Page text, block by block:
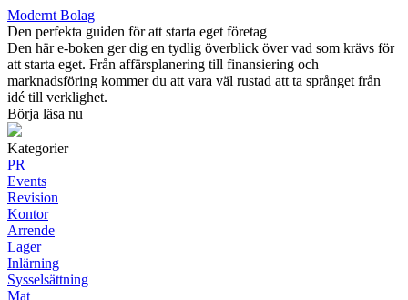
Modernt Bolag
Den perfekta guiden för att starta eget företag
Den här e-boken ger dig en tydlig överblick över vad som krävs för
att starta eget. Från affärsplanering till finansiering och
marknadsföring kommer du att vara väl rustad att ta språnget från
idé till verklighet.
Börja läsa nu
Kategorier
PR
Events
Revision
Kontor
Arrende
Lager
Inlärning
Sysselsättning
Mat